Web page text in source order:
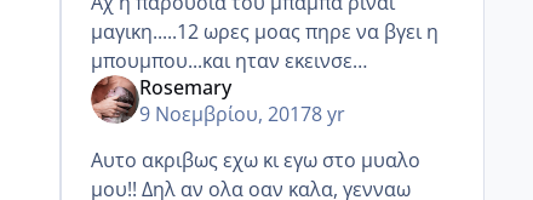
μαγικη.....12 ωρες μοας πηρε να βγει η
μπουμπου...και ηταν εκεινσε
ολα....κοριτσια μονο που μου κρατουσε
το χερι δε φαντάζεστε τι παρηγορια
μου εδινε σαν να μου επαιρνε
Rosemary
9 Νοεμβρίου, 20178 yr
Αυτο ακριβως εχω κι εγω στο μυαλο
μου!! Δηλ αν ολα οαν καλα, γενναω